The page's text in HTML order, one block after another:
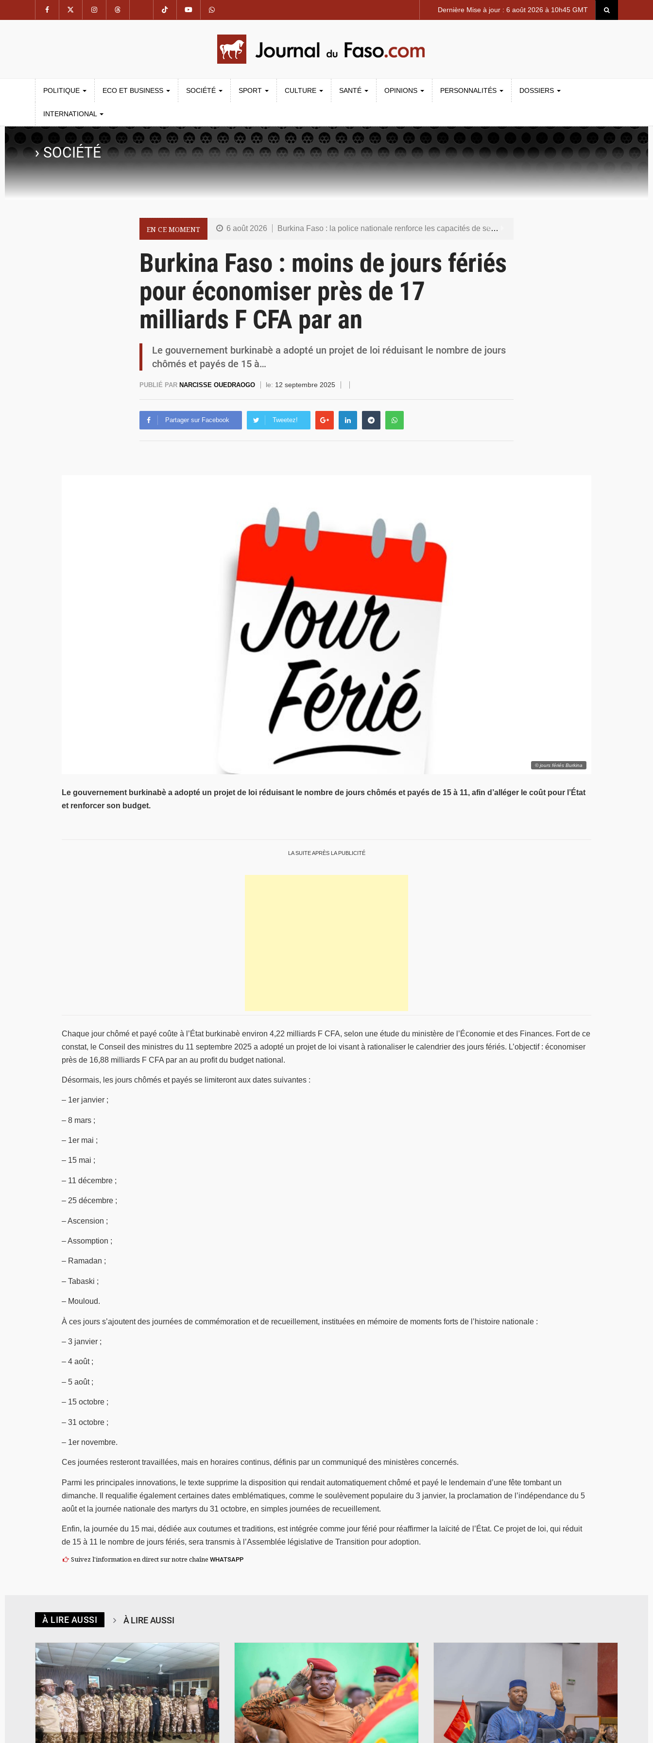
Dernière Mise à jour : 6 août 2026 à 10h45 GMT
POLITIQUE ECO ET BUSINESS SOCIÉTÉ SPORT CULTURE SANTÉ OPINIONS PERSONNALITÉS DOSSIERS
INTERNATIONAL
›SOCIÉTÉ
EN CE MOMENT 6 août 2026 Burkina Faso : la police nationale renforce les capacités de ses nouveaux responsables en matière de leadership et de gouvernance sécuritaire
4 août 2026 Burkina Faso : l’ALP ratifie le protocole de Montréal 2014 pour renforcer la sécurité aérienne
4 août 2026 Commémoration du 4 août : Ibrahim Traoré appelle à une mobilisation totale pour la souveraineté nationale
3 août 2026 Burkina Faso : la VIDEO-verbalisation enregistre plus de 1 000 infractions en douze heures
Burkina Faso : moins de jours fériés
pour économiser près de 17
milliards F CFA par an
Le gouvernement burkinabè a adopté un projet de loi réduisant le nombre de jours
chômés et payés de 15 à…
PUBLIÉ PAR NARCISSE OUEDRAOGO le: 12 septembre 2025
Partager sur Facebook Tweetez!
© jours fériés Burkina
Le gouvernement burkinabè a adopté un projet de loi réduisant le nombre de jours chômés et payés de 15 à 11, afin d’alléger le coût pour l’État
et renforcer son budget.
LA SUITE APRÈS LA PUBLICITÉ
Chaque jour chômé et payé coûte à l’État burkinabè environ 4,22 milliards F CFA, selon une étude du ministère de l’Économie et des Finances. Fort de ce
constat, le Conseil des ministres du 11 septembre 2025 a adopté un projet de loi visant à rationaliser le calendrier des jours fériés. L’objectif : économiser
près de 16,88 milliards F CFA par an au profit du budget national.
Désormais, les jours chômés et payés se limiteront aux dates suivantes :
– 1er janvier ;
– 8 mars ;
– 1er mai ;
– 15 mai ;
– 11 décembre ;
– 25 décembre ;
– Ascension ;
– Assomption ;
– Ramadan ;
– Tabaski ;
– Mouloud.
À ces jours s’ajoutent des journées de commémoration et de recueillement, instituées en mémoire de moments forts de l’histoire nationale :
– 3 janvier ;
– 4 août ;
– 5 août ;
– 15 octobre ;
– 31 octobre ;
– 1er novembre.
Ces journées resteront travaillées, mais en horaires continus, définis par un communiqué des ministères concernés.
Parmi les principales innovations, le texte supprime la disposition qui rendait automatiquement chômé et payé le lendemain d’une fête tombant un
dimanche. Il requalifie également certaines dates emblématiques, comme le soulèvement populaire du 3 janvier, la proclamation de l’indépendance du 5
août et la journée nationale des martyrs du 31 octobre, en simples journées de recueillement.
Enfin, la journée du 15 mai, dédiée aux coutumes et traditions, est intégrée comme jour férié pour réaffirmer la laïcité de l’État. Ce projet de loi, qui réduit
de 15 à 11 le nombre de jours fériés, sera transmis à l’Assemblée législative de Transition pour adoption.
Suivez l'information en direct sur notre chaîneWHATSAPP
À LIRE AUSSI À LIRE AUSSI